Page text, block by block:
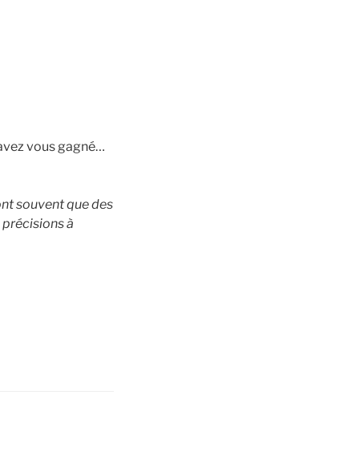
vous gagné…
souvent que des
précisions à